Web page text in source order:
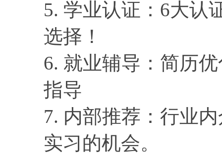
5. 学业认证：6大认
选择！
6. 就业辅导：简历
指导
7. 内部推荐：行业
实习的机会。